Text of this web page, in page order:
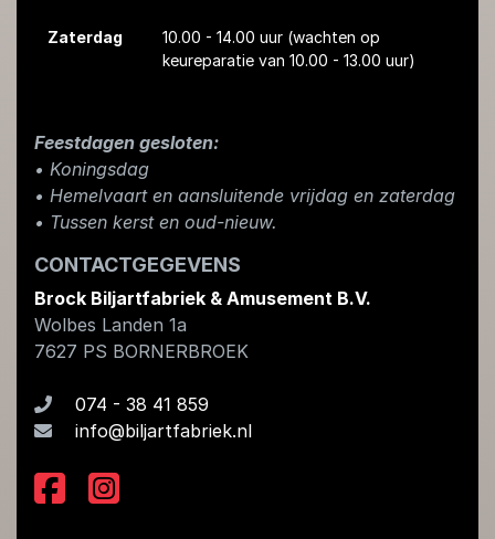
Zaterdag 10.00 - 14.00 uur (wachten op
keureparatie van 10.00 - 13.00 uur)
Feestdagen gesloten:
• Koningsdag
​• Hemelvaart en aansluitende vrijdag en zaterdag
• Tussen kerst en oud-nieuw.
CONTACTGEGEVENS
Brock Biljartfabriek & Amusement B.V.
Wolbes Landen 1a
7627 PS BORNERBROEK
074 - 38 41 859
info@biljartfabriek.nl